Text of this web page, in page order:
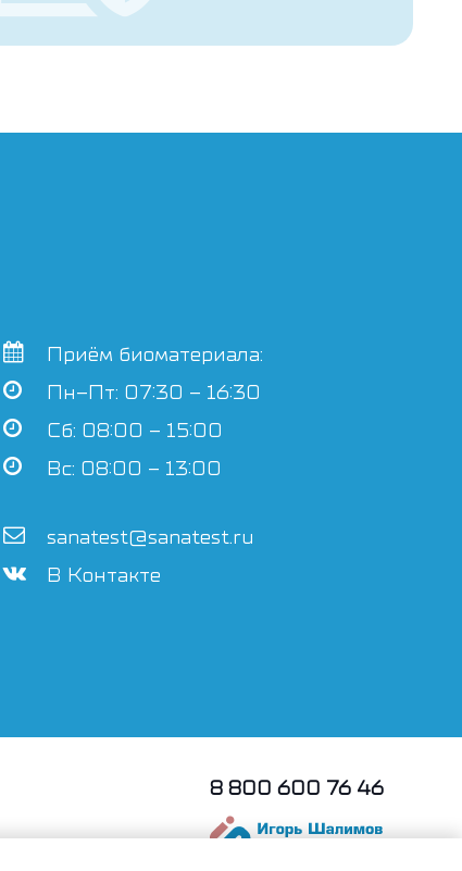
Приём биоматериала:
Пн–Пт: 07:30 – 16:30
Сб: 08:00 – 15:00
Вс: 08:00 – 13:00
sanatest@sanatest.ru
В Контакте
8 800 600 76 46